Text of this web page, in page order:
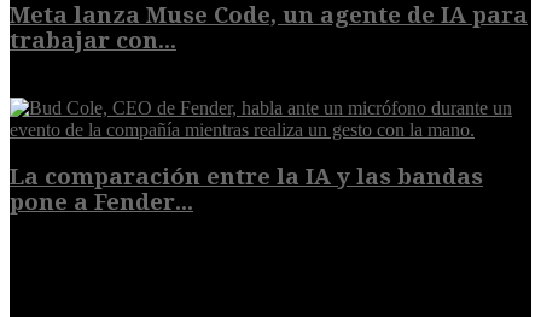
Meta lanza Muse Code, un agente de IA para
trabajar con...
La comparación entre la IA y las bandas
pone a Fender...